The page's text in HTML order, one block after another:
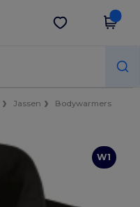
Download app
Jassen
Bodywarmers
W1